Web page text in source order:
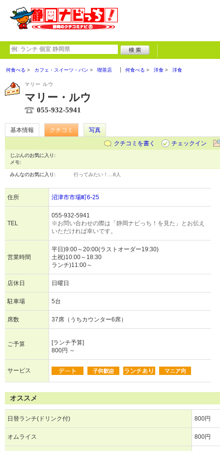
何食べる カフェ・スイーツ・パン 喫茶店 何食べる 洋食 洋食
マリー ルウ
マリー・ルウ
055-932-5941
基本情報 クチコミ
写真
クチコミを書く
チェックイン
じぶんのお気に入り:
メモ:
みんなのお気に入り: 行ってみたい！… 8人
住所 沼津市市場町6-25
TEL
055-932-5941
※お問い合わせの際は「静岡ナビっち！を見た」とお伝え
いただければ幸いです。
営業時間
平日)9:00～20:00(ラストオーダー19:30)
土祝)10:00～18:30
ランチ)11:00～
店休日 日曜日
駐車場 5台
席数 37席（うちカウンター6席）
ご予算
[ランチ予算]
800円 ～
サービス
オススメ
日替ランチ(ドリンク付) 800円
オムライス 800円